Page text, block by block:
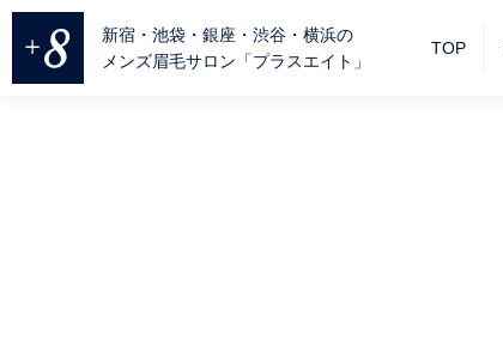
新宿・池袋・銀座・渋谷・横浜の
メンズ眉毛サロン「プラスエイト」
TOP